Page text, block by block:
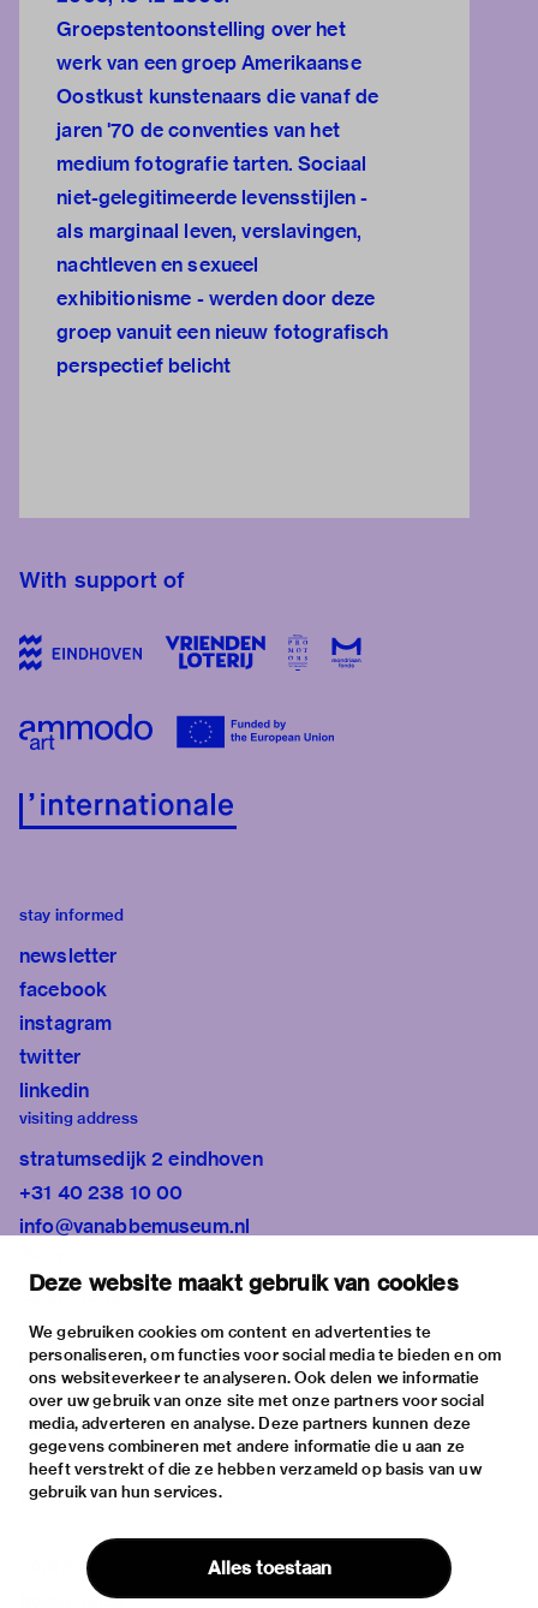
Deze website maakt gebruik van cookies
We gebruiken cookies om content en advertenties te
personaliseren, om functies voor social media te bieden en om
ons websiteverkeer te analyseren. Ook delen we informatie
over uw gebruik van onze site met onze partners voor social
media, adverteren en analyse. Deze partners kunnen deze
gegevens combineren met andere informatie die u aan ze
heeft verstrekt of die ze hebben verzameld op basis van uw
gebruik van hun services.
Alles toestaan
Groepstentoonstelling over het
werk van een groep Amerikaanse
Oostkust kunstenaars die vanaf de
jaren '70 de conventies van het
medium fotografie tarten. Sociaal
niet-gelegitimeerde levensstijlen -
als marginaal leven, verslavingen,
nachtleven en sexueel
exhibitionisme - werden door deze
groep vanuit een nieuw fotografisch
perspectief belicht
With support of
stay informed
newsletter
facebook
instagram
twitter
linkedin
visiting address
stratumsedijk 2 eindhoven
+31 40 238 10 00
info@vanabbemuseum.nl
exhibitions
activities
practical information
about
the museum
the collection
foundations & partners
contact
house rules